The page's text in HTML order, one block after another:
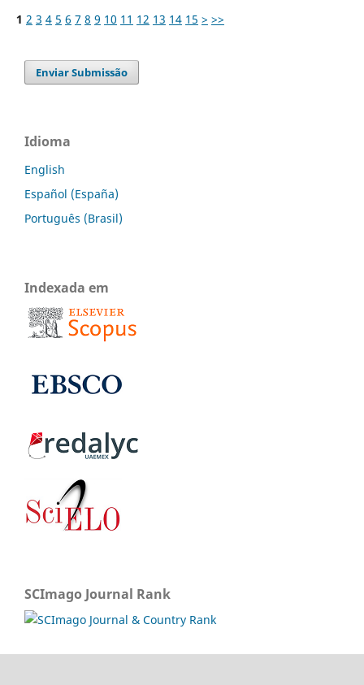
1 2 3 4 5 6 7 8 9 10 11 12 13 14 15 > >>
Enviar Submissão
Idioma
English
Español (España)
Português (Brasil)
Indexada em
SCImago Journal Rank